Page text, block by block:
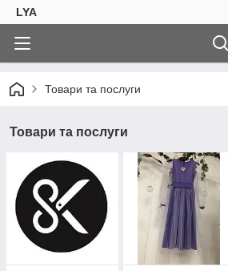
LYA
Товари та послуги
Товари та послуги